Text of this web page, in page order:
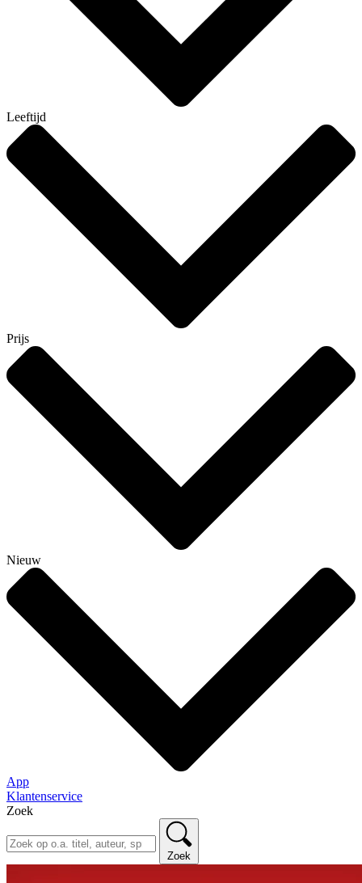
Leeftijd
Prijs
Nieuw
App
Klantenservice
Zoek
Zoek